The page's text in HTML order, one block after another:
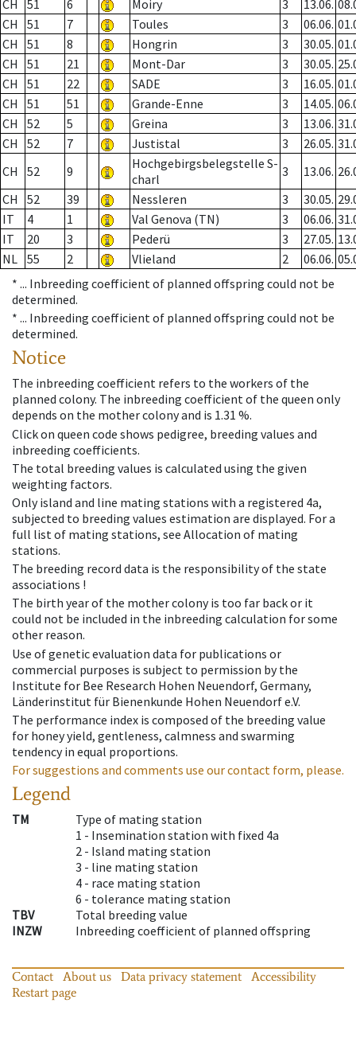
CH 51 6 Moiry 3 13.06.
CH
51 7 Toules 3 06.06.
CH
51 8 Hongrin 3 30.05.
CH
51 21 Mont-Dar 3 30.05.
CH
51 22 SADE 3 16.05.
CH
51 51 Grande-Enne 3 14.05.
CH
52 5 Greina 3 13.06.
CH
52 7 Justistal 3 26.05.
CH
52 9
Hochgebirgsbelegstelle S-
charl
3 13.06.
CH
52 39 Nessleren 3 30.05.
IT
4 1 Val Genova (TN) 3 06.06.
IT
20 3 Pederü 3 27.05.
NL 55 2 Vlieland 2 06.06.
* ... Inbreeding coefficient of planned offspring could not be
determined.
* ... Inbreeding coefficient of planned offspring could not be
determined.
Notice
The inbreeding coefficient refers to the workers of the
planned colony. The inbreeding coefficient of the queen only
depends on the mother colony and is 1.31 %.
Click on queen code shows pedigree, breeding values and
inbreeding coefficients.
The total breeding values is calculated using the given
weighting factors.
Only island and line mating stations with a registered 4a,
subjected to breeding values estimation are displayed. For a
full list of mating stations, see Allocation of mating
stations.
The breeding record data is the responsibility of the state
associations !
The birth year of the mother colony is too far back or it
could not be included in the inbreeding calculation for some
other reason.
Use of genetic evaluation data for publications or
commercial purposes is subject to permission by the
Institute for Bee Research Hohen Neuendorf, Germany,
Länderinstitut für Bienenkunde Hohen Neuendorf e.V.
The performance index is composed of the breeding value
for honey yield, gentleness, calmness and swarming
tendency in equal proportions.
For suggestions and comments use our contact form, please.
Legend
TM
Type of mating station
1 - Insemination station with fixed 4a
2 - Island mating station
3 - line mating station
4 - race mating station
6 - tolerance mating station
TBV
Total breeding value
INZW
Inbreeding coefficient of planned offspring
Contact About us Data privacy statement
Accessibility
Restart page